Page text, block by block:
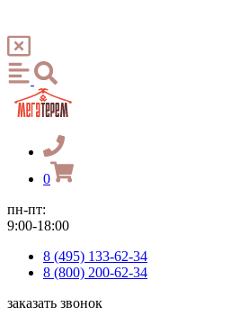
0
пн-пт:
9:00-18:00
8 (495) 133-62-34
8 (800) 200-62-34
заказать звонок